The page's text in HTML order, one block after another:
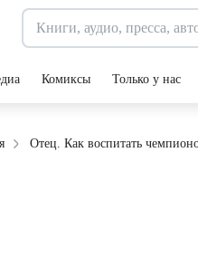
Комиксы Только у нас
Отец. Как воспитать